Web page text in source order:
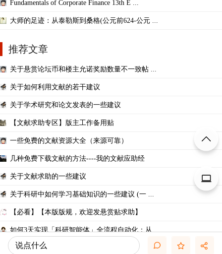
Fundamentals of Corporate Finance 13th E ...
大师的足迹：从泰勒斯到桑格(公元前624-公元 ...
推荐文章
关于悬赏论坛币和楼主允诺奖励数量不一致帖 ...
关于如何利用文献的若干建议
关于学术研究和论文发表的一些建议
【文献求助专区】版主工作备用贴
一些免费的文献资源大全（来源可靠）
几种免费下载文献的方法----我的文献应助经
关于文献求助的一些建议
关于科研中如何学习基础知识的一些建议 (一 ...
【必看】【本版版规，欢迎发悬赏贴求助】
如何3天实现「科研智能体」全流程自动化：从 ...
说点什么